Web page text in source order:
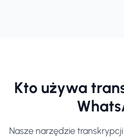
Kto używa
Nasze narzędzie